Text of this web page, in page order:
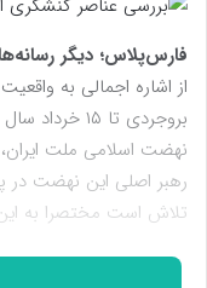
فارس‌پلاس؛ دیگر
از اشاره اجمالی به
نهضت اسلامی ملت
رهبر اصلی این نهضت در
تلاش است مختصرا به
۱.امام خمینی(ره) به